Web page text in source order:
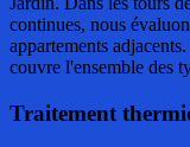
continues, nous
appartements
couvre l'ensemble des
Traitement